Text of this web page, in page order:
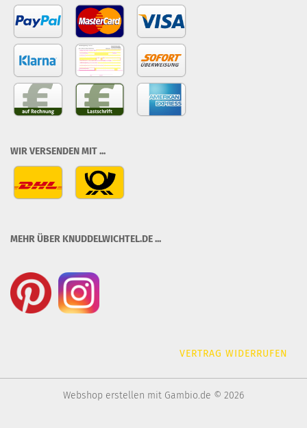
WIR VERSENDEN MIT ...
MEHR ÜBER KNUDDELWICHTEL.DE ...
VERTRAG WIDERRUFEN
Webshop erstellen mit Gambio.de © 2026